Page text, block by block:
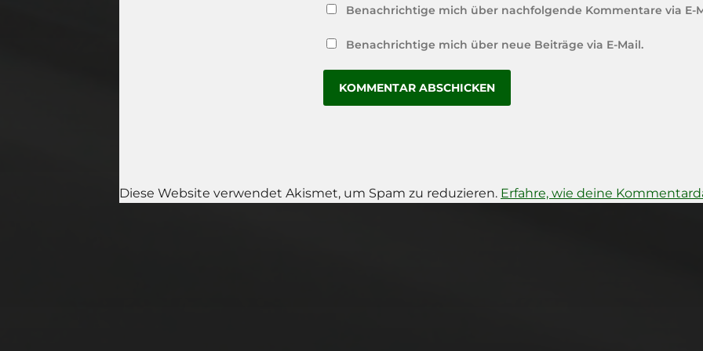
Benachrichtige mich über nachfolgende Kommentare via E-
Benachrichtige mich über neue Beiträge via E-Mail.
Diese Website verwendet Akismet, um Spam zu reduzieren. Erfahre, wie deine